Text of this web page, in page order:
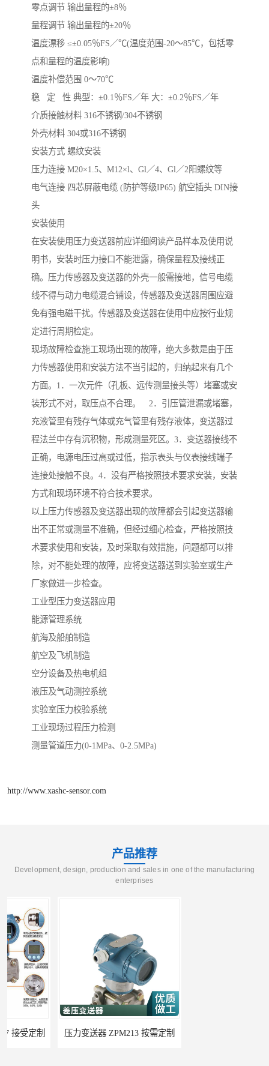
零点调节 输出量程的±8％
量程调节 输出量程的±20％
温度漂移 ≤±0.05％FS／℃(温度范围-20～85℃，包括零
点和量程的温度影响)
温度补偿范围 0～70℃
稳 定 性 典型：±0.1％FS／年 大：±0.2％FS／年
介质接触材料 316不锈钢/304不锈钢
外壳材料 304或316不锈钢
安装方式 螺纹安装
压力连接 M20×1.5、M12×l、Gl／4、Gl／2阳螺纹等
电气连接 四芯屏蔽电缆 (防护等级IP65) 航空插头 DIN接
头
安装使用
在安装使用压力变送器前应详细阅读产品样本及使用说
明书，安装时压力接口不能泄露，确保量程及接线正
确。压力传感器及变送器的外壳一般需接地，信号电缆
线不得与动力电缆混合铺设，传感器及变送器周围应避
免有强电磁干扰。传感器及变送器在使用中应按行业规
定进行周期检定。
现场故障检查施工现场出现的故障，绝大多数是由于压
力传感器使用和安装方法不当引起的，归纳起来有几个
方面。1．一次元件（孔板、远传测量接头等）堵塞或安
装形式不对，取压点不合理。 2．引压管泄漏或堵塞，
充液管里有残存气体或充气管里有残存液体，变送器过
程法兰中存有沉积物，形成测量死区。3．变送器接线不
正确，电源电压过高或过低，指示表头与仪表接线端子
连接处接触不良。4．没有严格按照技术要求安装，安装
方式和现场环境不符合技术要求。
以上压力传感器及变送器出现的故障都会引起变送器输
出不正常或测量不准确，但经过细心检查，严格按照技
术要求使用和安装，及时采取有效措施，问题都可以排
除，对不能处理的故障，应将变送器送到实验室或生产
厂家做进一步检查。
工业型压力变送器应用
能源管理系统
航海及船舶制造
航空及飞机制造
空分设备及热电机组
液压及气动测控系统
实验室压力校验系统
工业现场过程压力检测
测量管道压力(0-1MPa、0-2.5MPa)
http://www.xashc-sensor.com
产品推荐
Development, design, production and sales in one of the manufacturing
enterprises
压力变送器 ZPM213 按需定制 压力变送器 ZF-S-X 性能稳定